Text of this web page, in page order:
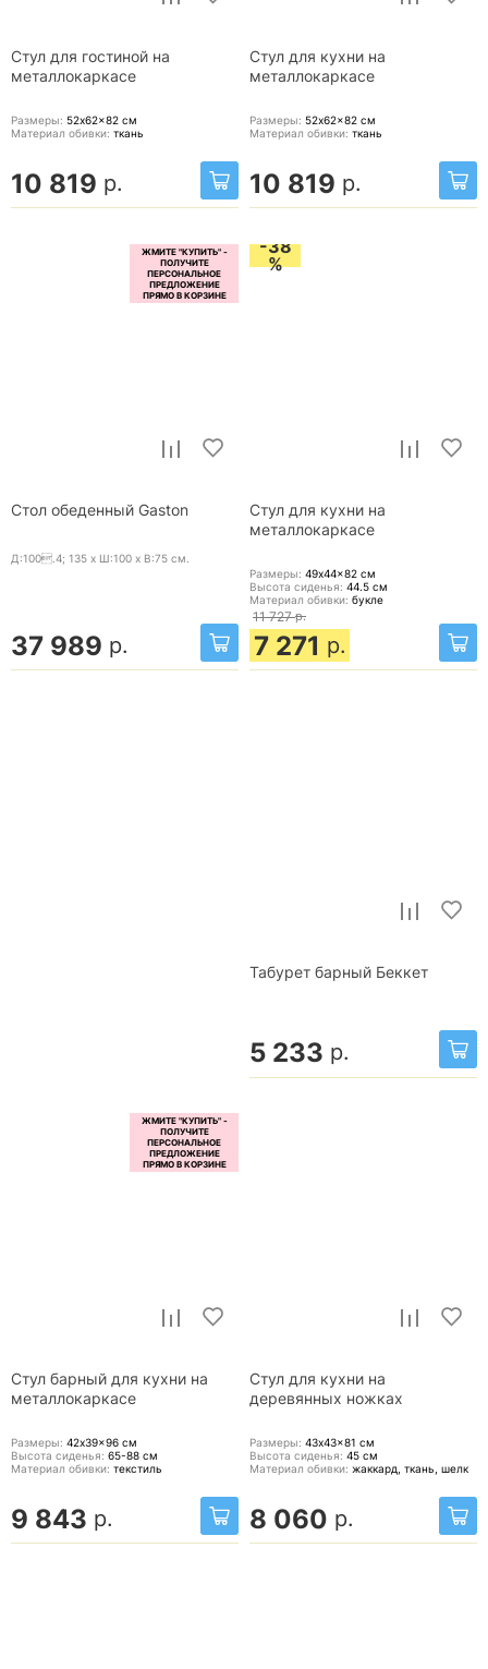
Стул для гостиной на
металлокаркасе
Размеры: 52x62x82 см
Материал обивки: ткань
10 819 р.
Стул для кухни на
металлокаркасе
Размеры: 52x62x82 см
Материал обивки: ткань
10 819 р.
Стол обеденный Gaston
Д:100.4; 135 x Ш:100 x В:75 см.
37 989 р.
-38
%
Стул для кухни на
металлокаркасе
Размеры: 49x44x82 см
Высота сиденья: 44.5 см
Материал обивки: букле
11 727 р.
7 271 р.
Табурет барный Беккет
5 233 р.
Стул барный для кухни на
металлокаркасе
Размеры: 42x39x96 см
Высота сиденья: 65-88 см
Материал обивки: текстиль
9 843 р.
Стул для кухни на
деревянных ножках
Размеры: 43x43x81 см
Высота сиденья: 45 см
Материал обивки: жаккард, ткань, шелк
8 060 р.